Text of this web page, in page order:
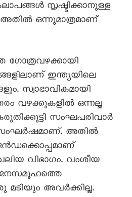
സൃഷ്ടിക്കാനുള്ള
ഒന്നുമാത്രമാണ്
ഗോത്രവഴക്കായി
ഇന്ത്യയിലെ
സ്വാഭാവികമായി
വഴക്കുകളിൽ ഒന്നല്ല
സംഘപരിവാർ
അതിൽ
വിഭാഗം. വംശീയ
മടിയും അവർക്കില്ല.